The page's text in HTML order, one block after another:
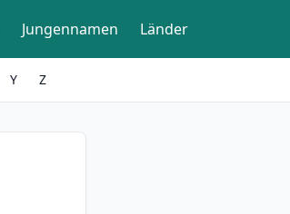
Jungennamen Länder
Y Z